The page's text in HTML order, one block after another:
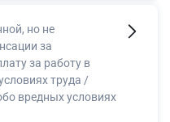
но не
за
за работу в
труда /
вредных условиях